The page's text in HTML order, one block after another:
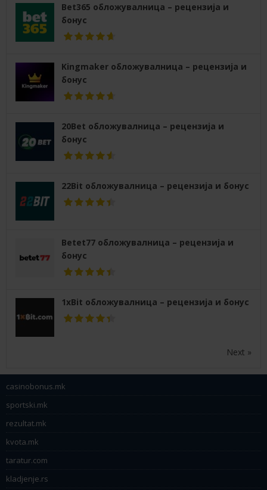
Bet365 обложувалница – рецензија и
бонус
Kingmaker обложувалница – рецензија и
бонус
20Bet обложувалница – рецензија и
бонус
22Bit обложувалница – рецензија и бонус
Betet77 обложувалница – рецензија и
бонус
1xBit обложувалница – рецензија и бонус
Next »
casinobonus.mk
sportski.mk
rezultat.mk
kvota.mk
taratur.com
kladjenje.rs